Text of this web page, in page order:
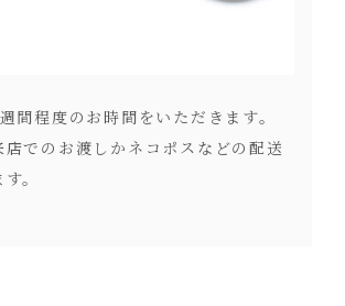
間程度のお時間をいただきます。
でのお渡しかネコポスなどの配送
。